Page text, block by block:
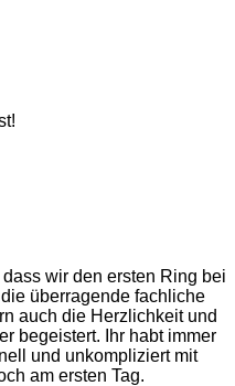
wir den ersten Ring bei
überragende fachliche
auch die Herzlichkeit und
begeistert. Ihr habt immer
und unkompliziert mit
am ersten Tag.